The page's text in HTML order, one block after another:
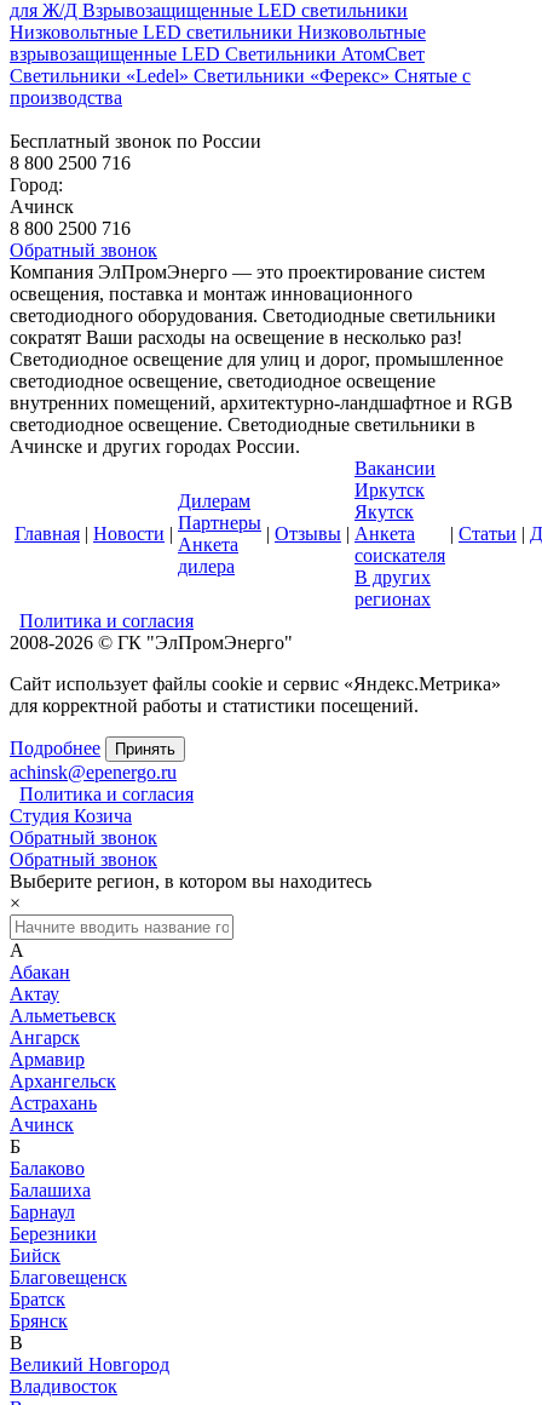
для Ж/Д Взрывозащищенные LED светильники
Низковольтные LED светильники Низковольтные
взрывозащищенные LED Светильники АтомСвет
Светильники «Ledel» Светильники «Ферекс» Снятые с
производства
Бесплатный звонок по России
8 800 2500 716
Город:
Ачинск
8 800 2500 716
Обратный звонок
Компания ЭлПромЭнерго — это проектирование систем
освещения, поставка и монтаж инновационного
светодиодного оборудования. Светодиодные светильники
сократят Ваши расходы на освещение в несколько раз!
Светодиодное освещение для улиц и дорог, промышленное
светодиодное освещение, светодиодное освещение
внутренних помещений, архитектурно-ландшафтное и RGB
светодиодное освещение. Светодиодные светильники в
Ачинске и других городах России.
Главная | Новости |
Дилерам
Партнеры
Анкета
дилера
| Отзывы |
Вакансии
Иркутск
Якутск
Анкета
соискателя
В других
регионах
| Статьи |
Политика и согласия
2008-2026 © ГК "ЭлПромЭнерго"
Сайт использует файлы cookie и сервис «Яндекс.Метрика»
для корректной работы и статистики посещений.
Подробнее Принять
achinsk@epenergo.ru
Политика и согласия
Студия Козича
Обратный звонок
Обратный звонок
Выберите регион, в котором вы находитесь
×
А
Абакан
Актау
Альметьевск
Ангарск
Армавир
Архангельск
Астрахань
Ачинск
Б
Балаково
Балашиха
Барнаул
Березники
Бийск
Благовещенск
Братск
Брянск
В
Великий Новгород
Владивосток